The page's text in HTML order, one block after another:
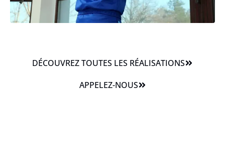
DÉCOUVREZ TOUTES LES RÉALISATIONS
APPELEZ-NOUS